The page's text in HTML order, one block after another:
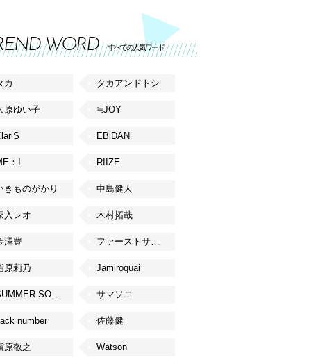
WORD すべての人気ワード
カ タカアンドトシ
原ゆい子 ≒JOY
EBiDAN
：I RIIZE
きものがかり 中島健人
入レオ 木村拓哉
澤豊 ファーストサマーウイカ
原莉乃 Jamiroquai
SUMMER SONIC サマソニ
number 佐藤健
原敬之 Watson